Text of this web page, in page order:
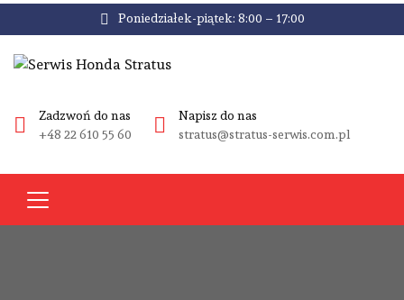
Poniedziałek-piątek: 8:00 – 17:00
Zadzwoń do nas
+48 22 610 55 60
Napisz do nas
stratus@stratus-serwis.com.pl